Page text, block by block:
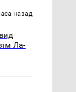
назад
Ла-